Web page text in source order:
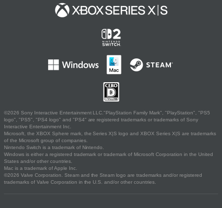
©2026 Sony Interactive Entertainment LLC."PlayStation Family Mark", "PlayStation", "PS5
logo", "PS5", "PS4 logo" and "PS4" are registered trademarks or trademarks of Sony
Interactive Entertainment Inc.
Microsoft, the XBOX Sphere mark, the Series X|S logo and XBOX Series X|S are trademarks
of the Microsoft group of companies.
Nintendo Switch is a trademark of Nintendo.
Windows is either a registered trademark or trademark of Microsoft Corporation in the United
States and/or other countries.
Mac is a trademark of Apple Inc.
©2026 Valve Corporation. Steam and the Steam logo are trademarks and/or registered
trademarks of Valve Corporation in the U.S. and/or other countries.